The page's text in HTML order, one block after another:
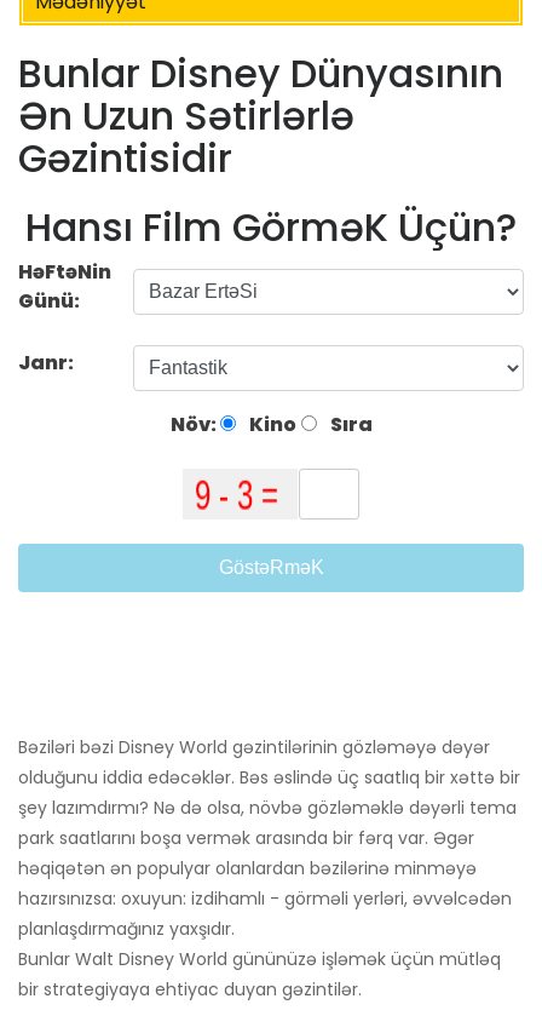
Bunlar Disney Dünyasının
Ən Uzun Sətirlərlə
Gəzintisidir
Hansı Film GörməK Üçün?
HəFtəNin
Günü:
Janr:
Növ: Kino Sıra
GöstəRməK
Bəziləri bəzi Disney World gəzintilərinin gözləməyə dəyər
olduğunu iddia edəcəklər. Bəs əslində üç saatlıq bir xəttə bir
şey lazımdırmı? Nə də olsa, növbə gözləməklə dəyərli tema
park saatlarını boşa vermək arasında bir fərq var. Əgər
həqiqətən ən populyar olanlardan bəzilərinə minməyə
hazırsınızsa: oxuyun: izdihamlı - görməli yerləri, əvvəlcədən
planlaşdırmağınız yaxşıdır.
Bunlar Walt Disney World gününüzə işləmək üçün mütləq
bir strategiyaya ehtiyac duyan gəzintilər.